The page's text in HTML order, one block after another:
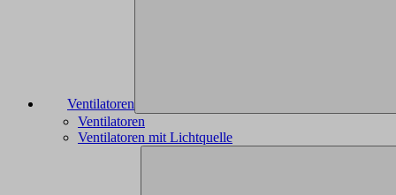
Ventilatoren
Ventilatoren
Ventilatoren mit Lichtquelle